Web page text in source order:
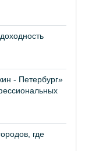
- Петербург»
где